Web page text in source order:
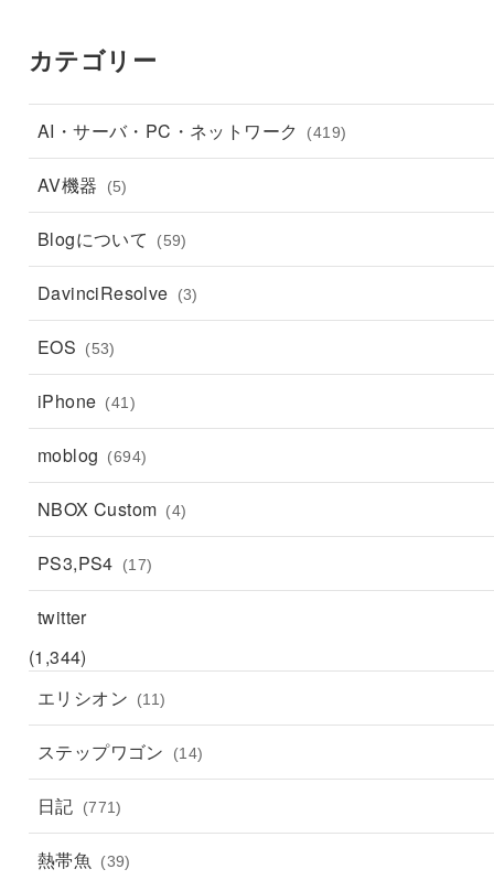
カテゴリー
AI・サーバ・PC・ネットワーク (419)
AV機器 (5)
Blogについて (59)
DavinciResolve (3)
EOS (53)
iPhone (41)
moblog (694)
NBOX Custom (4)
PS3,PS4 (17)
twitter
(1,344)
エリシオン
(11)
ステップワゴン (14)
日記 (771)
熱帯魚 (39)